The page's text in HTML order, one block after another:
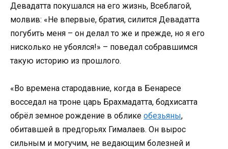
Девадатта покушался на его жизнь, Всеблагой,
молвив: «Не впервые, братия, силится Девадатта
погубить меня – он делал то же и прежде, но я его
нисколько не убоялся!» – поведал собравшимся
такую историю из прошлого.
«Во времена стародавние, когда в Бенаресе
восседал на троне царь Брахмадатта, бодхисатта
обрёл земное рождение в облике обезьяны,
обитавшей в предгорьях Гималаев. Он вырос
сильным и могучим, не ведающим болезней и